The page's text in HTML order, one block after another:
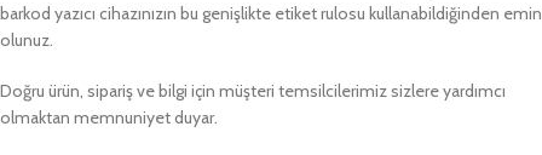
barkod yazıcı cihazınızın bu genişlikte etiket rulosu kullanabildiğinden emin
olunuz.
Doğru ürün, sipariş ve bilgi için müşteri temsilcilerimiz sizlere yardımcı
olmaktan memnuniyet duyar.